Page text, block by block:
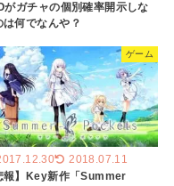
がガチャの個別確率開示しな
は何でなんや？
ゲーム
2018.07.11
報】Key新作「Summer